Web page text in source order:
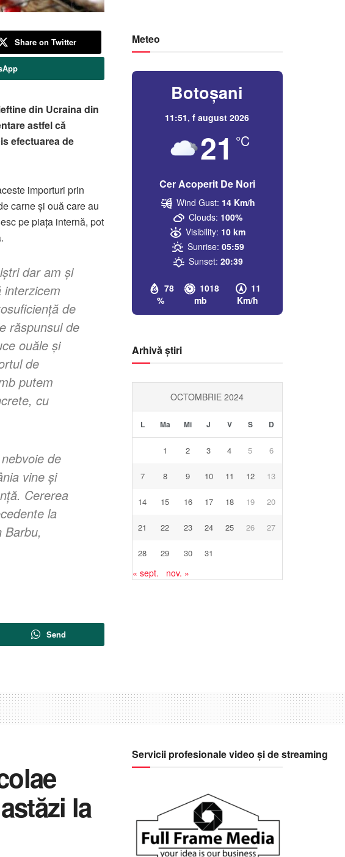
Share on Twitter
din Ucraina din
astfel că
efectuarea de
importuri prin
carne şi ouă care au
pe piaţa internă, pot
dar am şi
de
răspunsul de
ouăle şi
de
putem
cu
de
vine şi
Cererea
la
Barbu,
Send
Meteo
Botoșani
11:51,f august 2026
21 °C
Cer Acoperit De Nori
78
%
1018
mb
11
Km/h
Wind Gust: 14 Km/h
Clouds: 100%
Visibility: 10 km
Sunrise: 05:59
Sunset: 20:39
Arhivă știri
OCTOMBRIE 2024
L Ma Mi J V S D
1 2 3 4 5 6
7 8 9 10 11 12 13
14 15 16 17 18 19 20
21 22 23 24 25 26 27
28 29 30 31
« sept. nov. »
la
Servicii profesionale video și de streaming